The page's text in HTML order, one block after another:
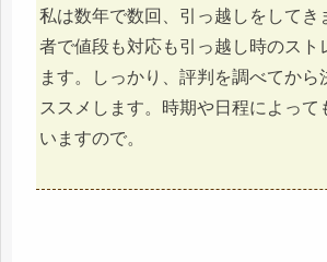
私は数年で数回、引っ越しをしてき
者で値段も対応も引っ越し時のスト
ます。しっかり、評判を調べてから
ススメします。時期や日程によって
いますので。